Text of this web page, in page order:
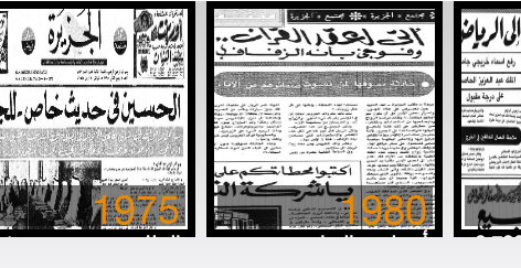
1975
الملك حسين في حديث
1980
أتى لعقد القِران.. وفوجئ
8 طائرات خاصة تنقل 700